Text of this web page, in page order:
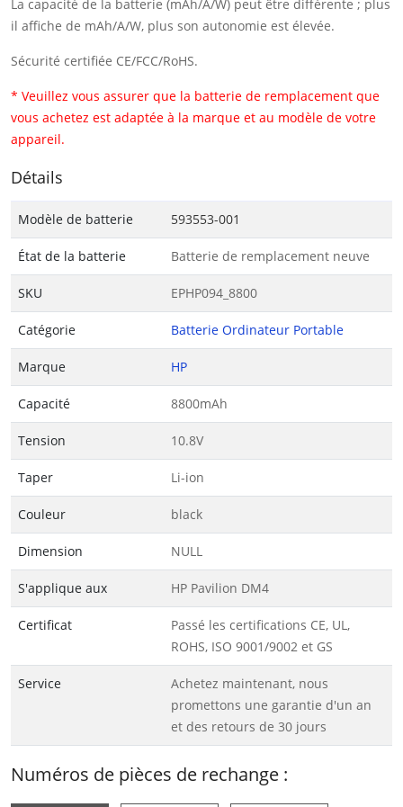
La capacité de la batterie (mAh/A/W) peut être différente ; plus
il affiche de mAh/A/W, plus son autonomie est élevée.
Sécurité certifiée CE/FCC/RoHS.
* Veuillez vous assurer que la batterie de remplacement que
vous achetez est adaptée à la marque et au modèle de votre
appareil.
Détails
Modèle de batterie 593553-001
État de la batterie Batterie de remplacement neuve
SKU EPHP094_8800
Catégorie Batterie Ordinateur Portable
Marque HP
Capacité 8800mAh
Tension 10.8V
Taper Li-ion
Couleur black
Dimension NULL
S'applique aux HP Pavilion DM4
Certificat
Passé les certifications CE, UL,
ROHS, ISO 9001/9002 et GS
Service
Achetez maintenant, nous
promettons une garantie d'un an
et des retours de 30 jours
Numéros de pièces de rechange :